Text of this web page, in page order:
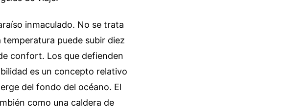
inmaculado. No se trata
temperatura puede subir diez
confort. Los que defienden
es un concepto relativo
del fondo del océano. El
como una caldera de